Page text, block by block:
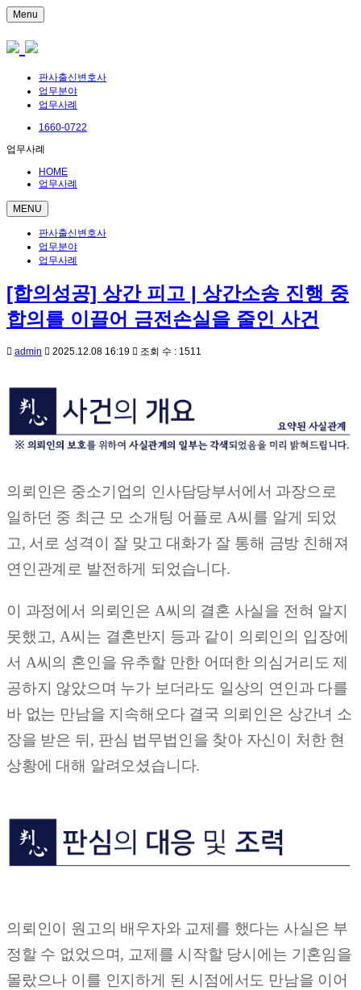
Menu
판사출신변호사
업무분야
업무사례
1660-0722
업무사례
HOME
업무사례
MENU
판사출신변호사
업무분야
업무사례
[합의성공] 상간 피고 | 상간소송 진행 중
합의를 이끌어 금전손실을 줄인 사건
admin 2025.12.08 16:19 조회 수 : 1511
의뢰인은 중소기업의 인사담당부서에서 과장으로
일하던 중 최근 모 소개팅 어플로 A씨를 알게 되었
고, 서로 성격이 잘 맞고 대화가 잘 통해 금방 친해져
연인관계로 발전하게 되었습니다.
이 과정에서 의뢰인은 A씨의 결혼 사실을 전혀 알지
못했고, A씨는 결혼반지 등과 같이 의뢰인의 입장에
서 A씨의 혼인을 유추할 만한 어떠한 의심거리도 제
공하지 않았으며 누가 보더라도 일상의 연인과 다를
바 없는 만남을 지속해오다 결국 의뢰인은 상간녀 소
장을 받은 뒤 , 판심 법무법인을 찾아 자신이 처한 현
상황에 대해 알려오셨습니다.
의뢰인이 원고의 배우자와 교제를 했다는 사실은 부
정할 수 없었으며, 교제를 시작할 당시에는 기혼임을
몰랐으나 이를 인지하게 된 시점에서도 만남을 이어